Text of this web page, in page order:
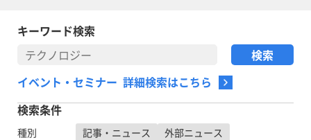
キーワード検索
イベント・セミナー 詳細検索はこちら
検索条件
種別 記事・ニュース 外部ニュース